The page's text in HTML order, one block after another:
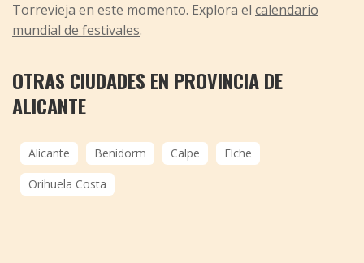
Torrevieja en este momento. Explora el calendario
mundial de festivales.
OTRAS CIUDADES EN PROVINCIA DE
ALICANTE
Alicante Benidorm Calpe
Elche
Orihuela Costa